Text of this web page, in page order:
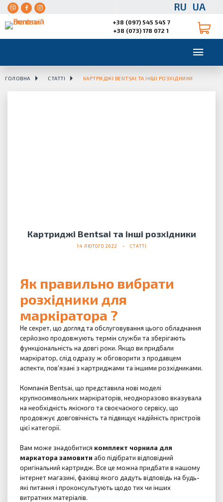
UA
RU
+38 (097) 545 545 7
+38 (073) 178 072 1
ГОЛОВНА СТАТТІ КАРТРИДЖІ BENTSAI ТА ІНШІ РОЗХІДНИКИ
Картриджі Bentsai та інші розхідники
14 ЛЮТОГО 2022 СТАТТІ
Як правильно вибрати
розхідники для
маркіратора ?
Не секрет, що догляд та обслуговування цього обладнання
серйозно продовжують термін служби та зберігають
функціональність на довгі роки. Якщо ви придбали
маркіратор, слід одразу ж обговорити з продавцем
аспекти, пов'язані з картриджами та іншими розхідниками.
Компанія Bentsai, що представила нові моделі
крупносимвольних маркіраторів, неодноразово вказувала
на необхідність якісного та своєчасного сервісу, що
продовжує довговічність та підвищує надійність пристроїв
цієї категорії.
Вам може знадобитися комплект чорнила для
маркатора замовити або підібрати відповідний
оригінальний картридж. Все це можна придбати в нашому
інтернет магазині, фахівці якого дадуть відповідь на будь-
які питання і проконсультують щодо тих чи інших
витратних матеріалів.